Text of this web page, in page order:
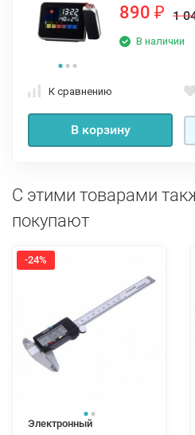
890 ₽ 1
В наличии
К сравнению
В корзину
С этими товарами
покупают
-24%
Электронный